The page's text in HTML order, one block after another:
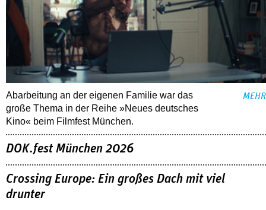
Abarbeitung an der eigenen Familie war das
große Thema in der Reihe »Neues deutsches
Kino« beim Filmfest München.
MEHR
DOK.fest München 2026
Crossing Europe: Ein großes Dach mit viel
drunter